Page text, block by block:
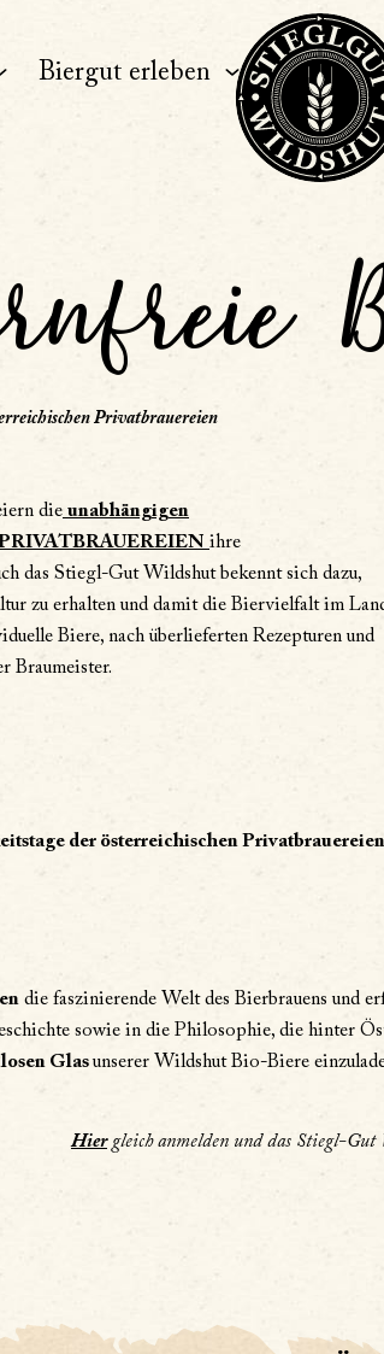
Biergut erleben
Privatbrauereien
die unabhängigen
ihre
das Stiegl-Gut Wildshut bekennt sich dazu,
zu erhalten und damit die Biervielfalt im
Biere, nach überlieferten Rezepturen und
Braumeister.
der österreichischen Privatbrauereien
die faszinierende Welt des Bierbrauens und
sowie in die Philosophie, die hinter
Glasunserer Wildshut Bio-Biere
Hiergleich anmelden und das Stiegl-